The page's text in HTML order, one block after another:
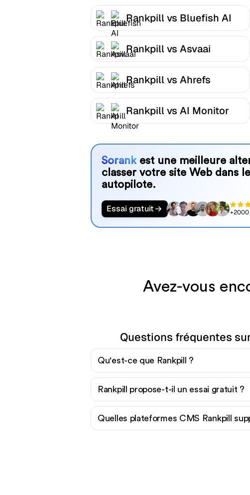
Rankpill vs Bluefish AI
Rankpill vs Asvaai
Rankpill vs Ahrefs
Rankpill vs AI Monitor
Sorankest une meilleure
classer votre site Web dans
autopilote.
Essai gratuit
Avez-vous
Questions fréquentes
Qu'est-ce que Rankpill ?
Rankpill propose-t-il un essai gratuit ?
Quelles plateformes CMS Rankpill